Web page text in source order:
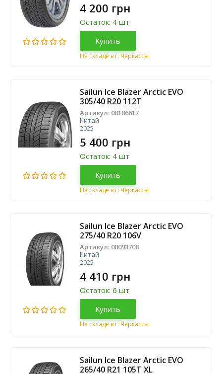
4 200 грн
Остаток: 4 шт
Купить
На складе в г. Черкассы
Sailun Ice Blazer Arctic EVO
305/40 R20 112T
Артикул: 00106617
Китай
2025
5 400 грн
Остаток: 4 шт
Купить
На складе в г. Черкассы
Sailun Ice Blazer Arctic EVO
275/40 R20 106V
Артикул: 00093708
Китай
2025
4 410 грн
Остаток: 6 шт
Купить
На складе в г. Черкассы
Sailun Ice Blazer Arctic EVO
265/40 R21 105T XL